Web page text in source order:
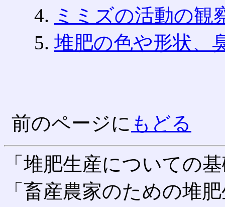
ミミズの活動の観
堆肥の色や形状、
前のページに もどる
「堆肥生産についての
「畜産農家のための堆